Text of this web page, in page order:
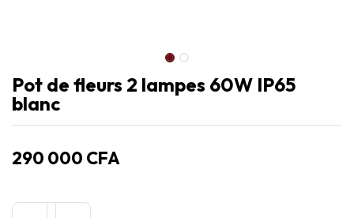
Pot de fleurs 2 lampes 60W IP65
blanc
290 000 CFA